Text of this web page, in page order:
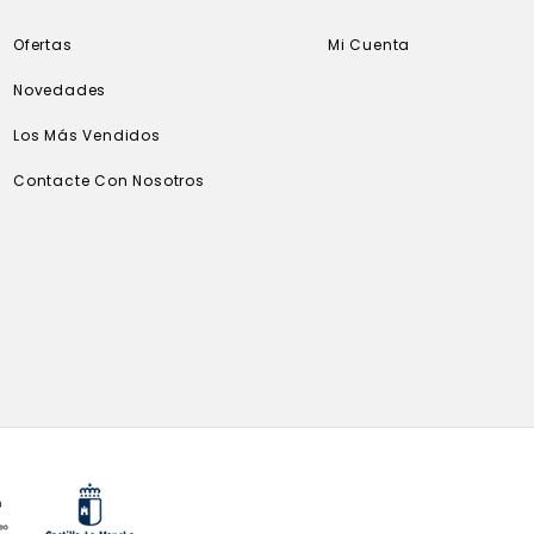
Ofertas
Novedades
Los Más Vendidos
Contacte Con Nosotros
Mi Cuenta